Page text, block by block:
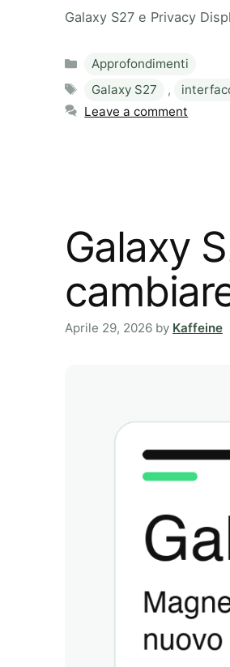
Galaxy S27 e Privacy
Categories
Approfondimenti
Tags
Galaxy S27 ,
Leave a comment
Galaxy
Aprile 29, 2026 by Kaffeine